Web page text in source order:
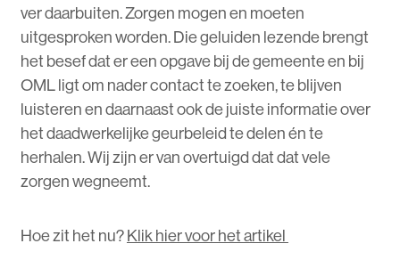
ver daarbuiten. Zorgen mogen en moeten
uitgesproken worden. Die geluiden lezende brengt
het besef dat er een opgave bij de gemeente en bij
OML ligt om nader contact te zoeken, te blijven
luisteren en daarnaast ook de juiste informatie over
het daadwerkelijke geurbeleid te delen én te
herhalen. Wij zijn er van overtuigd dat dat vele
zorgen wegneemt.
Hoe zit het nu?Klik hier voor het artikel